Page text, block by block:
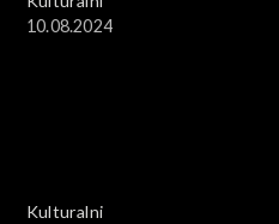
10.08.2024
Kulturalni